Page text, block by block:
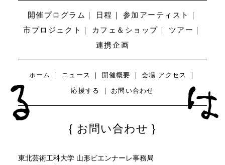
開催プログラム 日程
参加アーティスト
市プロジェクト
カフェ＆ショップ
ツアー
連携企画
ホーム ニュース 開催概要 会場 アクセス
応援する お問い合わせ
お問い合わせ
東北芸術工科大学 山形ビエンナーレ事務局